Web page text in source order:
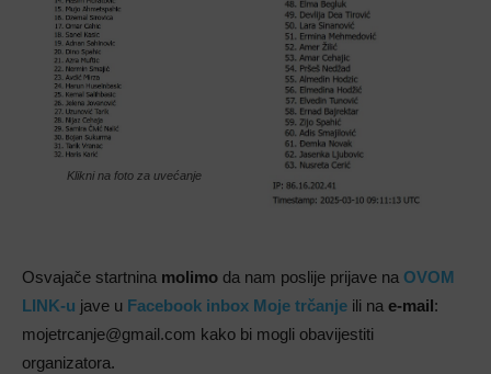
Klikni na foto za uvećanje
Osvajače startnina molimo da nam poslije prijave na OVOM
LINK-u jave u Facebook inbox Moje trčanje ili na e-mail :
mojetrcanje@gmail.com kako bi mogli obavijestiti
organizatora.